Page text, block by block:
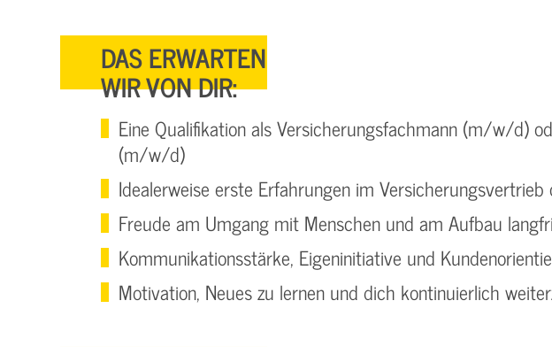
DAS ERWARTEN
WIR VON DIR:
Eine Qualifikation als Versicherungsfachmann (m/w/d)
(m/w/d)
Idealerweise erste Erfahrungen im
Freude am Umgang mit Menschen und am Aufbau
Kommunikationsstärke, Eigeninitiative und
Motivation, Neues zu lernen und dich kontinuierlich